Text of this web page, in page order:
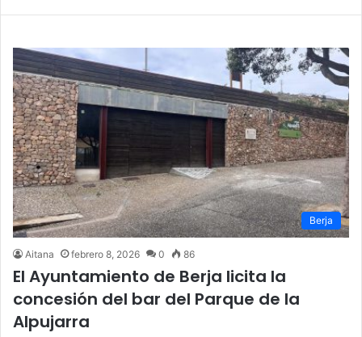
Berja
Aitana febrero 8, 2026 0 86
El Ayuntamiento de Berja licita la
concesión del bar del Parque de la
Alpujarra